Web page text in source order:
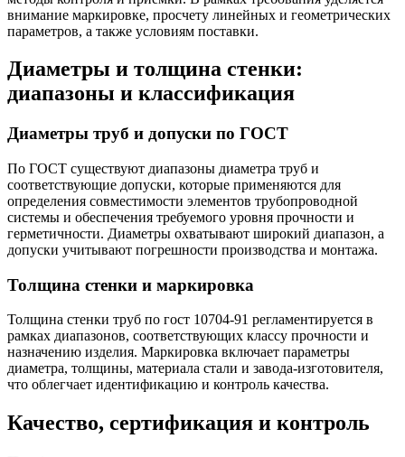
внимание маркировке, просчету линейных и геометрических
параметров, а также условиям поставки.
Диаметры и толщина стенки:
диапазоны и классификация
Диаметры труб и допуски по ГОСТ
По ГОСТ существуют диапазоны диаметра труб и
соответствующие допуски, которые применяются для
определения совместимости элементов трубопроводной
системы и обеспечения требуемого уровня прочности и
герметичности. Диаметры охватывают широкий диапазон, а
допуски учитывают погрешности производства и монтажа.
Толщина стенки и маркировка
Толщина стенки труб по гост 10704-91 регламентируется в
рамках диапазонов, соответствующих классу прочности и
назначению изделия. Маркировка включает параметры
диаметра, толщины, материала стали и завода-изготовителя,
что облегчает идентификацию и контроль качества.
Качество, сертификация и контроль